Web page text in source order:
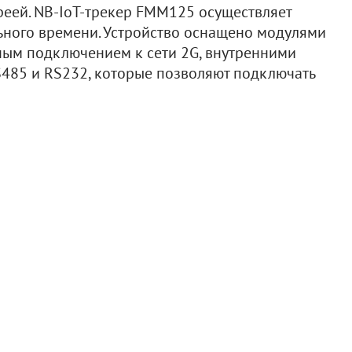
NB-IoT-трекер FMM125 осуществляет
времени. Устройство оснащено модулями
подключением к сети 2G, внутренними
и RS232, которые позволяют подключать